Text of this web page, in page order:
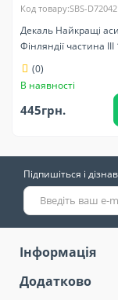
Код товару:SBS-D72042
Декаль Найкращі аси
Фінляндії частина III
SBS-D72042
(0)
В наявності
445грн.
Підпишіться і
Інформація
Додатково